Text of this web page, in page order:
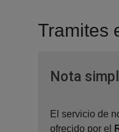
Tramites
Nota
El servicio de
ofrecido por el